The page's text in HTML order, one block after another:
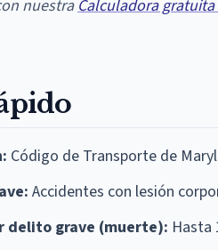
nuestra Calculadora
Código de Transporte de
Accidentes con lesión
delito grave (muerte): Hasta